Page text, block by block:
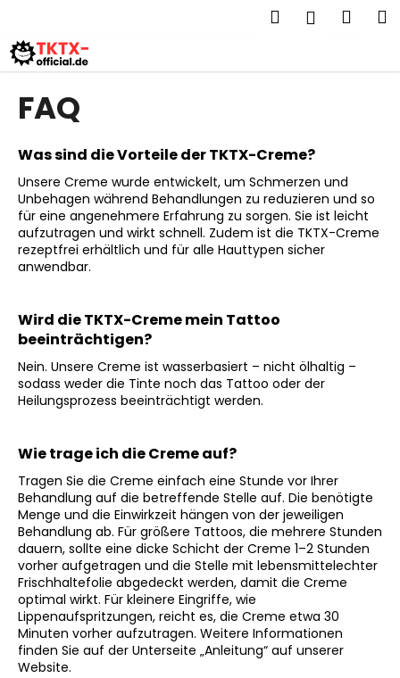
springen
Suchen
Login
FAQ
Was sind die Vorteile der TKTX-Creme?
Unsere Creme wurde entwickelt, um Schmerzen und
Unbehagen während Behandlungen zu reduzieren und so
für eine angenehmere Erfahrung zu sorgen. Sie ist leicht
aufzutragen und wirkt schnell. Zudem ist die TKTX-Creme
rezeptfrei erhältlich und für alle Hauttypen sicher
anwendbar.
Wird die TKTX-Creme mein Tattoo
beeinträchtigen?
Nein. Unsere Creme ist wasserbasiert – nicht ölhaltig –
sodass weder die Tinte noch das Tattoo oder der
Heilungsprozess beeinträchtigt werden.
Wie trage ich die Creme auf?
Tragen Sie die Creme einfach eine Stunde vor Ihrer
Behandlung auf die betreffende Stelle auf. Die benötigte
Menge und die Einwirkzeit hängen von der jeweiligen
Behandlung ab. Für größere Tattoos, die mehrere Stunden
dauern, sollte eine dicke Schicht der Creme 1–2 Stunden
vorher aufgetragen und die Stelle mit lebensmittelechter
Frischhaltefolie abgedeckt werden, damit die Creme
optimal wirkt. Für kleinere Eingriffe, wie
Lippenaufspritzungen, reicht es, die Creme etwa 30
Minuten vorher aufzutragen. Weitere Informationen
finden Sie auf der Unterseite „Anleitung“ auf unserer
Website.
e
Zurück
zum
Zurück
zum
W
a
s
s
u
c
h
e
i
e
?
W
i
r
e
m
p
f